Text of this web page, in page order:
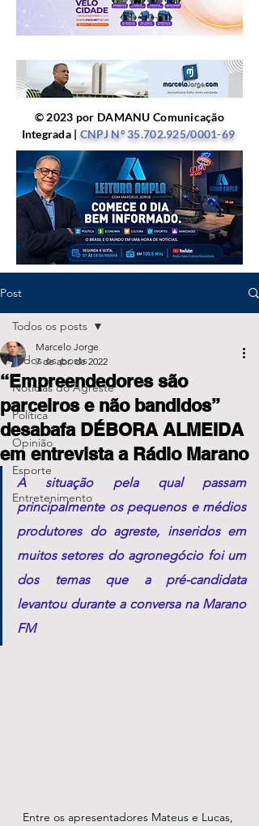
© 2023 por DAMANU Comunicação
Integrada | CNPJ Nº35.702.925/0001-69
Post
Todos os posts
Notícias do Agreste
Política
Opinião
Esporte
Entretenimento
Todos os posts
“Empreendedores são
parceiros e não bandidos”
desabafa DÉBORA ALMEIDA
em entrevista a Rádio Marano
Marcelo Jorge
7 de abr. de 2022
A situação pela qual passam
principalmente os pequenos e médios
produtores do agreste, inseridos em
muitos setores do agronegócio foi um
dos temas que a pré-candidata
levantou durante a conversa na Marano
FM
Entre os apresentadores Mateus e Lucas,